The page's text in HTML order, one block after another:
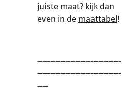
juiste maat? kijk dan
even in de maattabel!
---------------------------------
---------------------------------
----